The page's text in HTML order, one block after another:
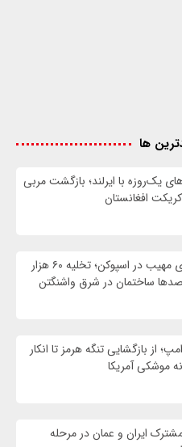
ها
یک‌روزه با ایرلند؛ بازگشت مربی
کریکت افغانستان
آتش‌سوزی‌های مهیب در اسپوکن؛ تخلیه ۶۰ هزار
صدها ساختمان در شرق واشنگتن
از بازگشایی تنگه هرمز تا انکار
موشکی آمریکا
مشترک ایران و عمان در مرحله